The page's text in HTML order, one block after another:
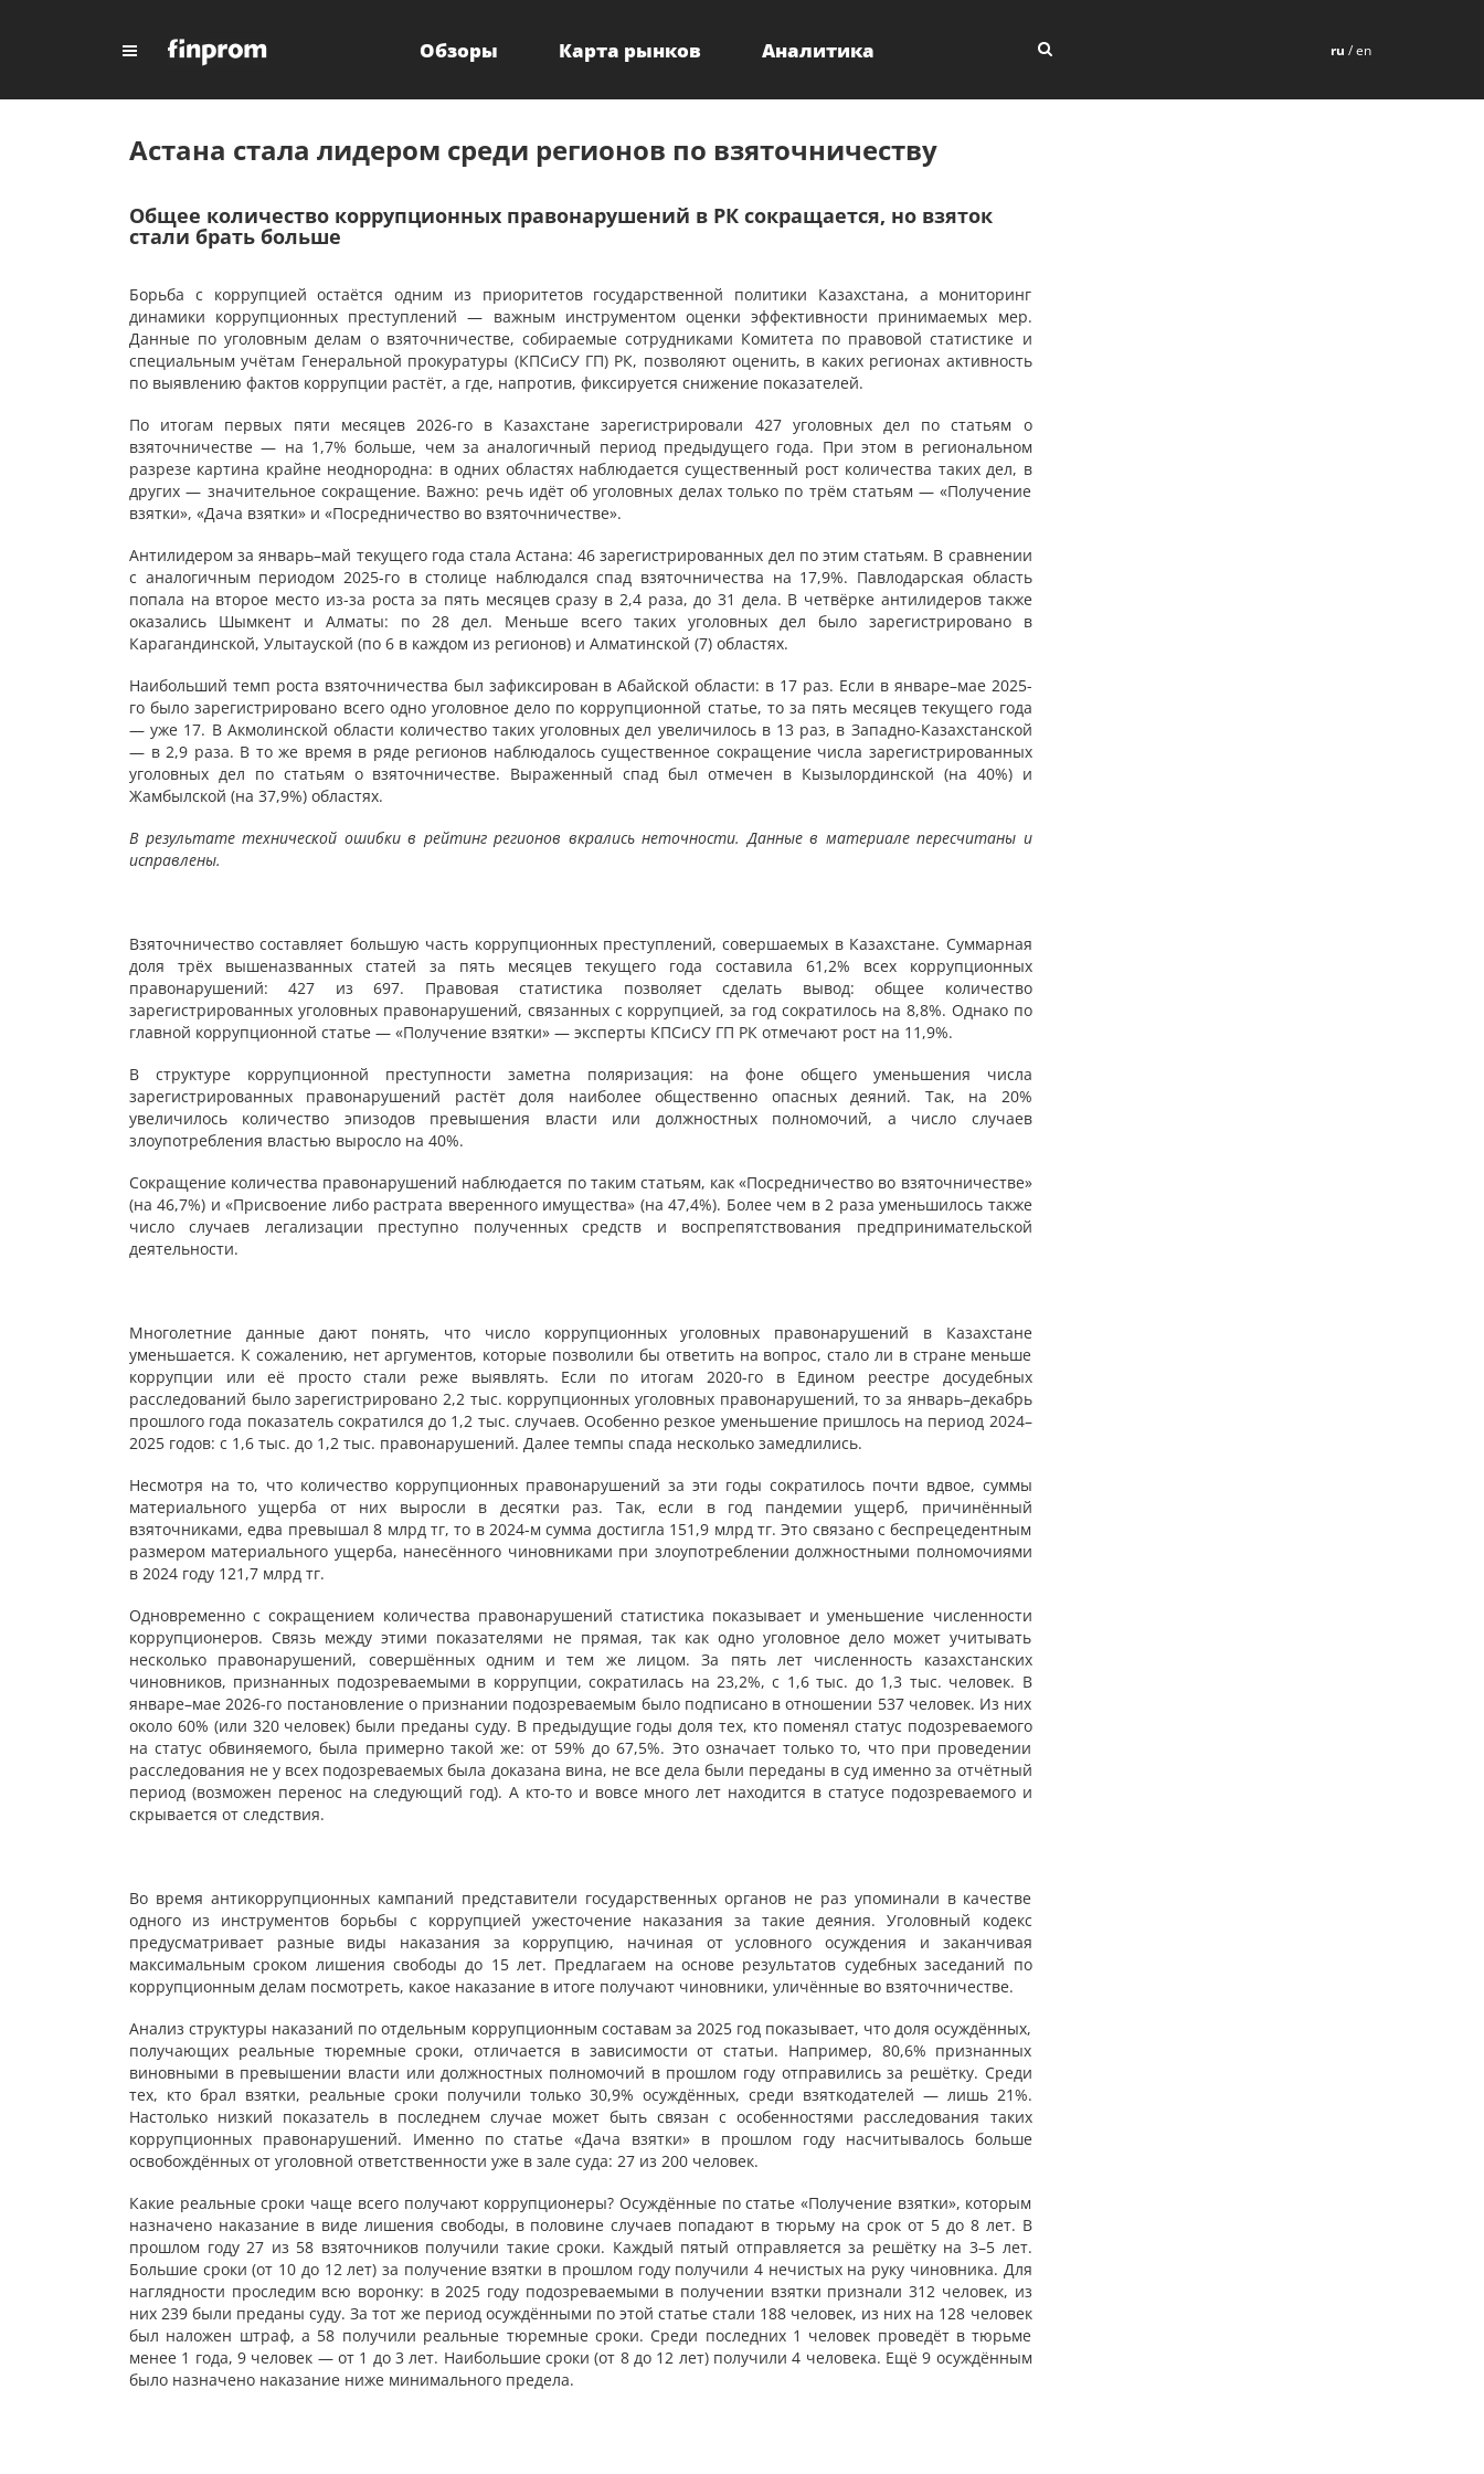
Обзоры Карта рынков Аналитика ru /en
Астана стала лидером среди регионов по взяточничеству
Общее количество коррупционных правонарушений в РК сокращается, но взяток
стали брать больше
Борьба с коррупцией остаётся одним из приоритетов государственной политики Казахстана, а мониторинг
динамики коррупционных преступлений — важным инструментом оценки эффективности принимаемых мер.
Данные по уголовным делам о взяточничестве, собираемые сотрудниками Комитета по правовой статистике и
специальным учётам Генеральной прокуратуры (КПСиСУ ГП) РК, позволяют оценить, в каких регионах активность
по выявлению фактов коррупции растёт, а где, напротив, фиксируется снижение показателей.
По итогам первых пяти месяцев 2026-го в Казахстане зарегистрировали 427 уголовных дел по статьям о
взяточничестве — на 1,7% больше, чем за аналогичный период предыдущего года. При этом в региональном
разрезе картина крайне неоднородна: в одних областях наблюдается существенный рост количества таких дел, в
других — значительное сокращение. Важно: речь идёт об уголовных делах только по трём статьям — «Получение
взятки», «Дача взятки» и «Посредничество во взяточничестве».
Антилидером за январь–май текущего года стала Астана: 46 зарегистрированных дел по этим статьям. В сравнении
с аналогичным периодом 2025-го в столице наблюдался спад взяточничества на 17,9%. Павлодарская область
попала на второе место из-за роста за пять месяцев сразу в 2,4 раза, до 31 дела. В четвёрке антилидеров также
оказались Шымкент и Алматы: по 28 дел. Меньше всего таких уголовных дел было зарегистрировано в
Карагандинской, Улытауской (по 6 в каждом из регионов) и Алматинской (7) областях.
Наибольший темп роста взяточничества был зафиксирован в Абайской области: в 17 раз. Если в январе–мае 2025-
го было зарегистрировано всего одно уголовное дело по коррупционной статье, то за пять месяцев текущего года
— уже 17. В Акмолинской области количество таких уголовных дел увеличилось в 13 раз, в Западно-Казахстанской
— в 2,9 раза. В то же время в ряде регионов наблюдалось существенное сокращение числа зарегистрированных
уголовных дел по статьям о взяточничестве. Выраженный спад был отмечен в Кызылординской (на 40%) и
Жамбылской (на 37,9%) областях.
В результате технической ошибки в рейтинг регионов вкрались неточности. Данные в материале пересчитаны и
исправлены.
Взяточничество составляет большую часть коррупционных преступлений, совершаемых в Казахстане. Суммарная
доля трёх вышеназванных статей за пять месяцев текущего года составила 61,2% всех коррупционных
правонарушений: 427 из 697. Правовая статистика позволяет сделать вывод: общее количество
зарегистрированных уголовных правонарушений, связанных с коррупцией, за год сократилось на 8,8%. Однако по
главной коррупционной статье — «Получение взятки» — эксперты КПСиСУ ГП РК отмечают рост на 11,9%.
В структуре коррупционной преступности заметна поляризация: на фоне общего уменьшения числа
зарегистрированных правонарушений растёт доля наиболее общественно опасных деяний. Так, на 20%
увеличилось количество эпизодов превышения власти или должностных полномочий, а число случаев
злоупотребления властью выросло на 40%.
Сокращение количества правонарушений наблюдается по таким статьям, как «Посредничество во взяточничестве»
(на 46,7%) и «Присвоение либо растрата вверенного имущества» (на 47,4%). Более чем в 2 раза уменьшилось также
число случаев легализации преступно полученных средств и воспрепятствования предпринимательской
деятельности.
Многолетние данные дают понять, что число коррупционных уголовных правонарушений в Казахстане
уменьшается. К сожалению, нет аргументов, которые позволили бы ответить на вопрос, стало ли в стране меньше
коррупции или её просто стали реже выявлять. Если по итогам 2020-го в Едином реестре досудебных
расследований было зарегистрировано 2,2 тыс. коррупционных уголовных правонарушений, то за январь–декабрь
прошлого года показатель сократился до 1,2 тыс. случаев. Особенно резкое уменьшение пришлось на период 2024–
2025 годов: с 1,6 тыс. до 1,2 тыс. правонарушений. Далее темпы спада несколько замедлились.
Несмотря на то, что количество коррупционных правонарушений за эти годы сократилось почти вдвое, суммы
материального ущерба от них выросли в десятки раз. Так, если в год пандемии ущерб, причинённый
взяточниками, едва превышал 8 млрд тг, то в 2024-м сумма достигла 151,9 млрд тг. Это связано с беспрецедентным
размером материального ущерба, нанесённого чиновниками при злоупотреблении должностными полномочиями
в 2024 году 121,7 млрд тг.
Одновременно с сокращением количества правонарушений статистика показывает и уменьшение численности
коррупционеров. Связь между этими показателями не прямая, так как одно уголовное дело может учитывать
несколько правонарушений, совершённых одним и тем же лицом. За пять лет численность казахстанских
чиновников, признанных подозреваемыми в коррупции, сократилась на 23,2%, с 1,6 тыс. до 1,3 тыс. человек. В
январе–мае 2026-го постановление о признании подозреваемым было подписано в отношении 537 человек. Из них
около 60% (или 320 человек) были преданы суду. В предыдущие годы доля тех, кто поменял статус подозреваемого
на статус обвиняемого, была примерно такой же: от 59% до 67,5%. Это означает только то, что при проведении
расследования не у всех подозреваемых была доказана вина, не все дела были переданы в суд именно за отчётный
период (возможен перенос на следующий год). А кто-то и вовсе много лет находится в статусе подозреваемого и
скрывается от следствия.
Во время антикоррупционных кампаний представители государственных органов не раз упоминали в качестве
одного из инструментов борьбы с коррупцией ужесточение наказания за такие деяния. Уголовный кодекс
предусматривает разные виды наказания за коррупцию, начиная от условного осуждения и заканчивая
максимальным сроком лишения свободы до 15 лет. Предлагаем на основе результатов судебных заседаний по
коррупционным делам посмотреть, какое наказание в итоге получают чиновники, уличённые во взяточничестве.
Анализ структуры наказаний по отдельным коррупционным составам за 2025 год показывает, что доля осуждённых,
получающих реальные тюремные сроки, отличается в зависимости от статьи. Например, 80,6% признанных
виновными в превышении власти или должностных полномочий в прошлом году отправились за решётку. Среди
тех, кто брал взятки, реальные сроки получили только 30,9% осуждённых, среди взяткодателей — лишь 21%.
Настолько низкий показатель в последнем случае может быть связан с особенностями расследования таких
коррупционных правонарушений. Именно по статье «Дача взятки» в прошлом году насчитывалось больше
освобождённых от уголовной ответственности уже в зале суда: 27 из 200 человек.
Какие реальные сроки чаще всего получают коррупционеры? Осуждённые по статье «Получение взятки», которым
назначено наказание в виде лишения свободы, в половине случаев попадают в тюрьму на срок от 5 до 8 лет. В
прошлом году 27 из 58 взяточников получили такие сроки. Каждый пятый отправляется за решётку на 3–5 лет.
Большие сроки (от 10 до 12 лет) за получение взятки в прошлом году получили 4 нечистых на руку чиновника. Для
наглядности проследим всю воронку: в 2025 году подозреваемыми в получении взятки признали 312 человек, из
них 239 были преданы суду. За тот же период осуждёнными по этой статье стали 188 человек, из них на 128 человек
был наложен штраф, а 58 получили реальные тюремные сроки. Среди последних 1 человек проведёт в тюрьме
менее 1 года, 9 человек — от 1 до 3 лет. Наибольшие сроки (от 8 до 12 лет) получили 4 человека. Ещё 9 осуждённым
было назначено наказание ниже минимального предела.